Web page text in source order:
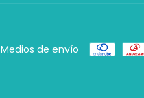
Medios de envío